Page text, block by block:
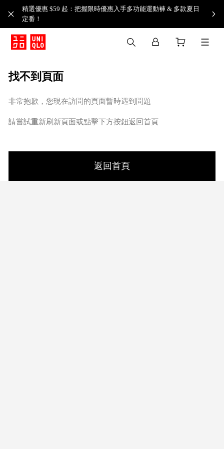
精選優惠 $59 起：把握限時優惠入手多功能運動褲 & 多款夏日
定番！​
找不到頁面
非常抱歉，您現在訪問的頁面暫時遇到問題
請嘗試重新刷新頁面或點擊下方按鈕返回首頁
返回首頁